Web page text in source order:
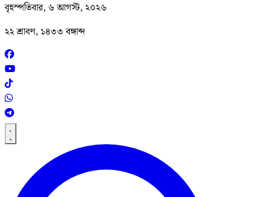
বৃহস্পতিবার, ৬ আগস্ট, ২০২৬
২২ শ্রাবণ, ১৪৩৩ বঙ্গাব্দ